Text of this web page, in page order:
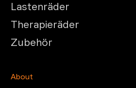
Lastenräder
Therapieräder
Zubehör
About